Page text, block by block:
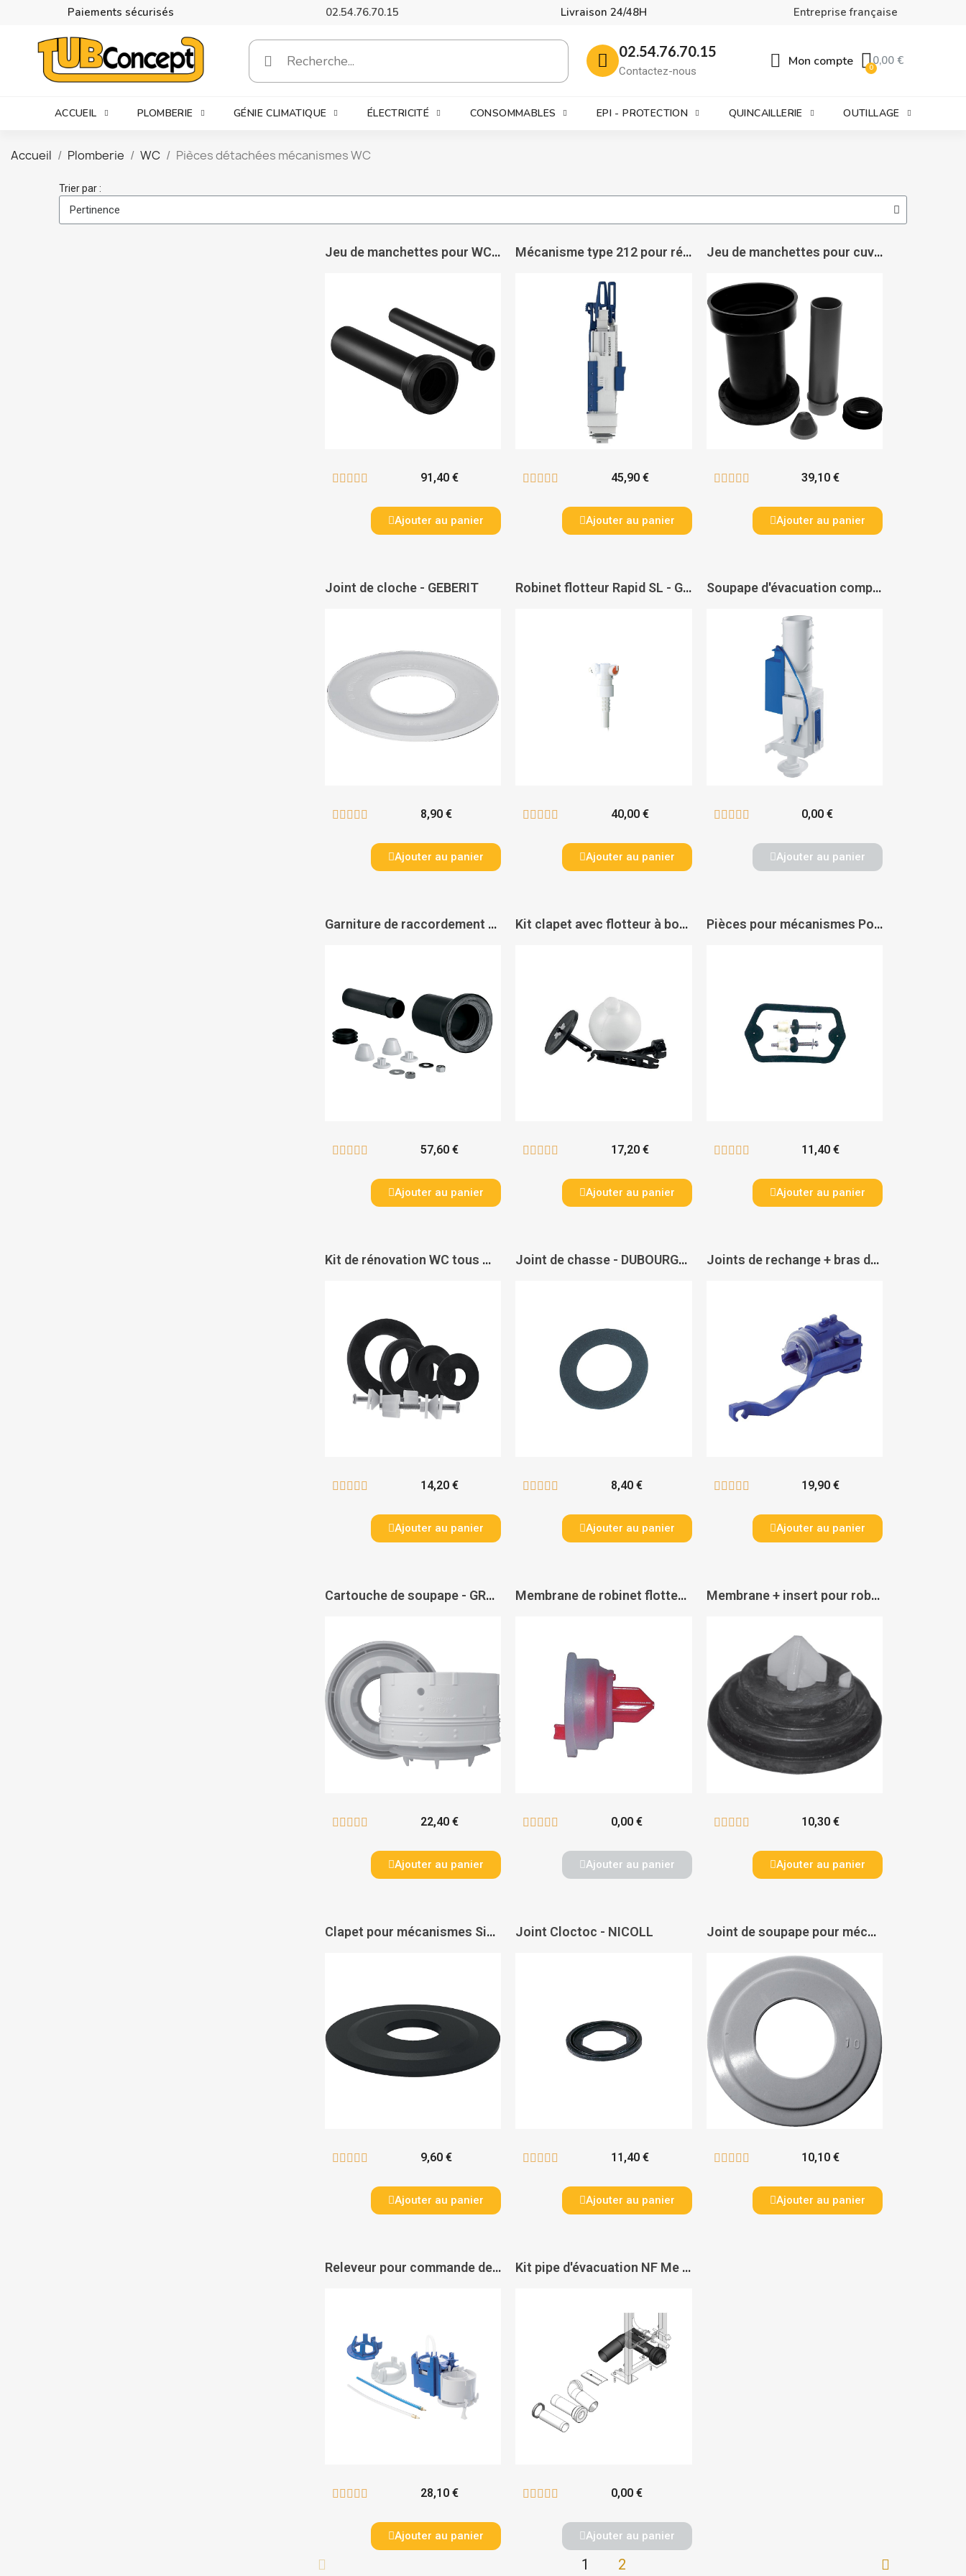
Paiements sécurisés 02.54.76.70.15 Livraison 24/48H Entreprise française
02.54.76.70.15
Contactez-nous
Mon compte 0,00 €
ACCUEIL PLOMBERIE GÉNIE CLIMATIQUE ÉLECTRICITÉ CONSOMMABLES EPI - PROTECTION QUINCAILLERIE OUTILLAGE
Accueil Plomberie WC Pièces détachées mécanismes WC
Trier par :
Jeu de manchettes pour WC L400 Ø45/90 PE - GEBERIT
     91,40 €
Ajouter au panier
Mécanisme type 212 pour réservoir Sigma. Delta et UP300 - GEBERIT
     45,90 €
Ajouter au panier
Jeu de manchettes pour cuvette suspendue - GEBERIT
     39,10 €
Ajouter au panier
Joint de cloche - GEBERIT
     8,90 €
Ajouter au panier
Robinet flotteur Rapid SL - GROHE
     40,00 €
Ajouter au panier
Soupape d'évacuation complète AV1 avec extension pour WC Rapid SL - GROHE
     0,00 €
Ajouter au panier
Garniture de raccordement 150 mm pour bâti-support Rapid SL - GROHE
     57,60 €
Ajouter au panier
Kit clapet avec flotteur à boule Aspirambo - PORCHER
     17,20 €
Ajouter au panier
Pièces pour mécanismes Porcher - GRIPP
     11,40 €
Ajouter au panier
Kit de rénovation WC tous modèles Siamp - SIAMP
     14,20 €
Ajouter au panier
Joint de chasse - DUBOURGEL
     8,40 €
Ajouter au panier
Joints de rechange + bras de levier pour Unifill - GEBERIT
     19,90 €
Ajouter au panier
Cartouche de soupape - GROHE
     22,40 €
Ajouter au panier
Membrane de robinet flotteur - GROHE
     0,00 €
Ajouter au panier
Membrane + insert pour robinet 95/99 Siamp - SIAMP
     10,30 €
Ajouter au panier
Clapet pour mécanismes Siamp - SIAMP
     9,60 €
Ajouter au panier
Joint Cloctoc - NICOLL
     11,40 €
Ajouter au panier
Joint de soupape pour mécanisme 2V - NICOLL
     10,10 €
Ajouter au panier
Releveur pour commande de WC - GEBERIT
     28,10 €
Ajouter au panier
Kit pipe d'évacuation NF Me pour bâti-support - PRESTO
     0,00 €
Ajouter au panier
1 2